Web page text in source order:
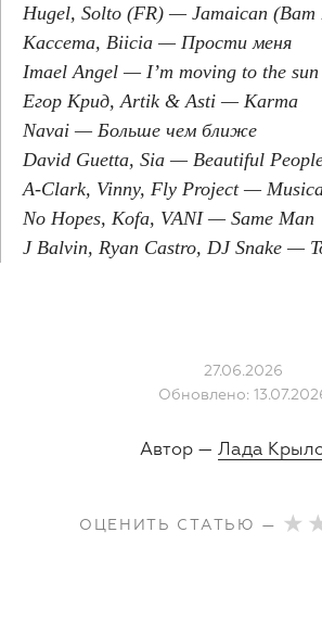
Hugel, Solto (FR) — Jamaican (Bam
Кассета, Biicia — Прости меня
Imael Angel — I’m moving to the sun
Егор Крид, Artik & Asti — Karma
Navai — Больше чем ближе
David Guetta, Sia — Beautiful
A-Clark, Vinny, Fly Project —
No Hopes, Kofa, VANI — Same Man
J Balvin, Ryan Castro, DJ Snake —
27.06.2026
Обновлено:
Автор — Лада
ОЦЕНИТЬ СТАТЬЮ —